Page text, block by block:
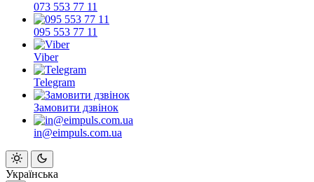
073 553 77 11
095 553 77 11
Viber
Telegram
Замовити дзвінок
in@eimpuls.com.ua
Українська